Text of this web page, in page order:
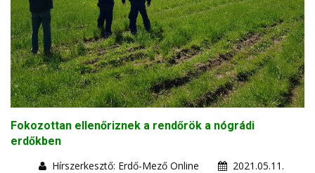
Fokozottan ellenőriznek a rendőrök a nógrádi
erdőkben
Hírszerkesztő: Erdő-Mező Online
2021.05.11.